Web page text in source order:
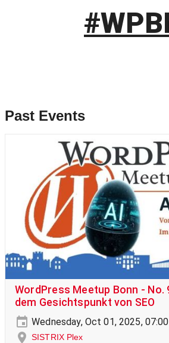
Past Events
WordPress Meetup Bonn - No.
dem Gesichtspunkt von SEO
Wednesday, Oct 01, 2025,
SISTRIX Plex